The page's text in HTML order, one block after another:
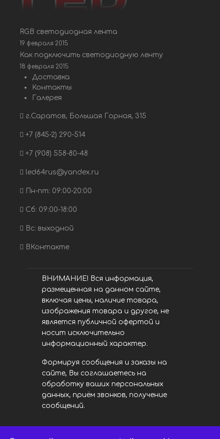
RGB светодиодная лента
19 февраля 2015
Как подключить светодиодную ленту
18 февраля 2015
Доставка
Контакты
Галерея
г.Саратов, Большая Горная, 315
+7 (845-2) 290-514
+7 (908) 558-80-48
led64rus@yandex.ru
Пн-пт: 09:00-20:00
Сб: 09:00-18:00
Вс: выходной
ВКонтакте
ВНИМАНИЕ! Вся информация,
размещенная на данном сайте,
включая цены, наличие товара,
изображения товара и другое, не
является публичной офертой и
носит исключительно
информационный характер.
Формируя сообщения и заказы на
сайте, Вы соглашаетесь на
обработку ваших персональных
данных, приём звонков, получение
сообщений.